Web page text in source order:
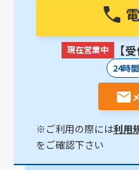
現在営業中 【
24時
※ご利用の際には利用
をご確認下さい